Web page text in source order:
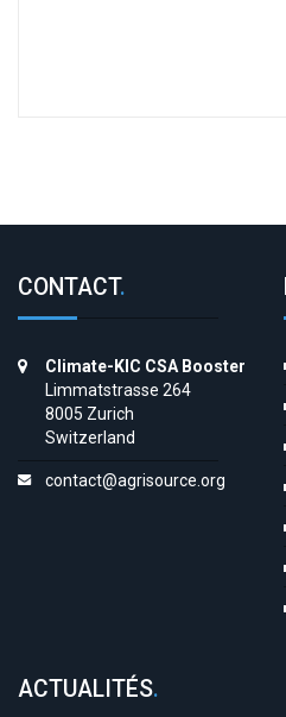
CONTACT.
Climate-KIC CSA Booster
Limmatstrasse 264
8005 Zurich
Switzerland
contact@agrisource.org
ACTUALITÉS.